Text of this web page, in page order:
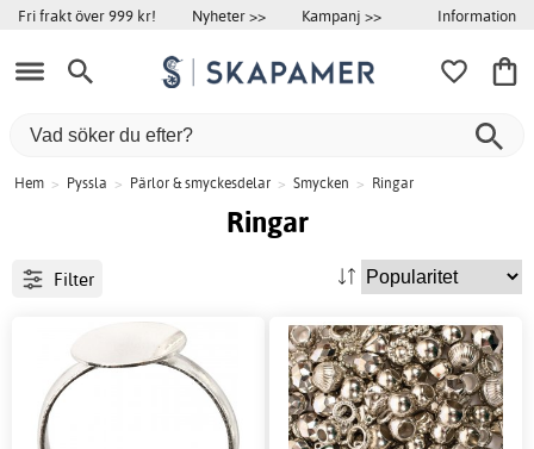
Fri frakt över 999 kr! Nyheter >> Kampanj >> Information
Hem > Pyssla > Pärlor & smyckesdelar > Smycken > Ringar
Ringar
Filter